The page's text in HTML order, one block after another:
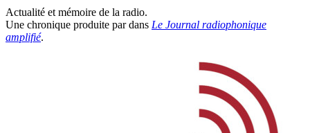
Actualité et mémoire de la radio.
Une chronique produite pardans Le Journal radiophonique
amplifié.